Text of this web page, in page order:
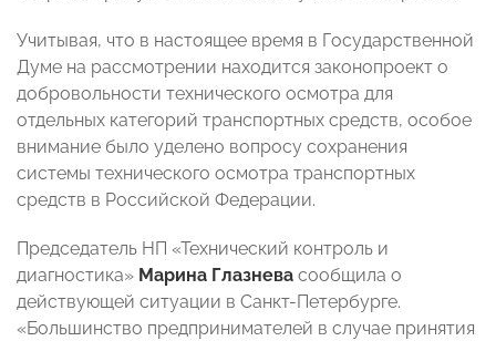
Учитывая, что в настоящее время в Государственной
Думе на рассмотрении находится законопроект о
добровольности технического осмотра для
отдельных категорий транспортных средств, особое
внимание было уделено вопросу сохранения
системы технического осмотра транспортных
средств в Российской Федерации.
Председатель НП «Технический контроль и
диагностика» Марина Глазнева сообщила о
действующей ситуации в Санкт-Петербурге.
«Большинство предпринимателей в случае принятия